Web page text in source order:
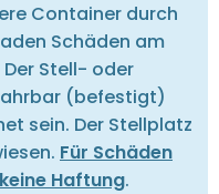
Container durch
Schäden am
Stell- oder
(befestigt)
sein. Der Stellplatz
Für Schäden
Haftung.